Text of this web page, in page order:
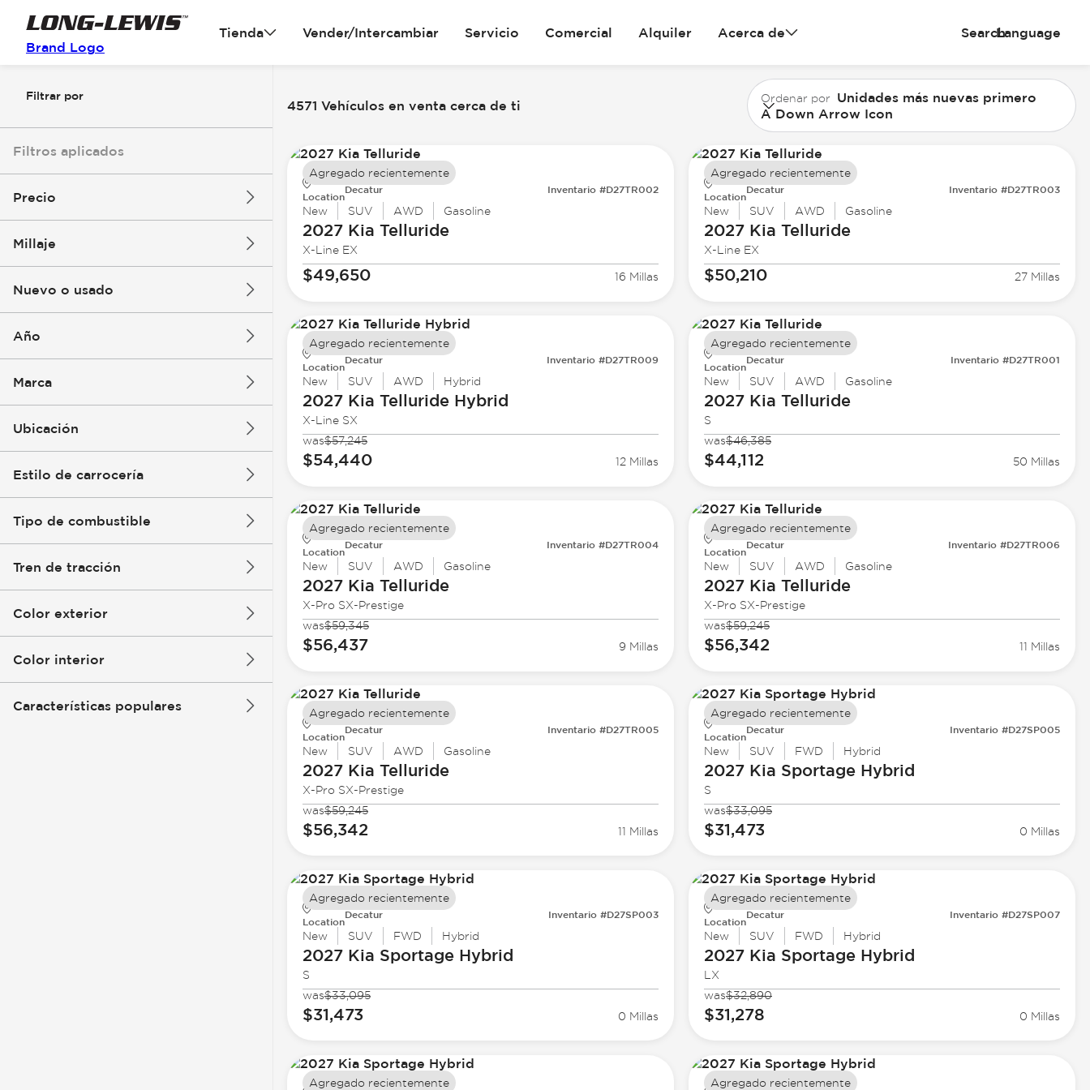
Brand Logo
Tienda Vender/Intercambiar Servicio Comercial Alquiler Acerca de SearchLanguage
Filtrar por
Filtros aplicados
Precio
Millaje
Nuevo o usado
Año
Marca
Ubicación
Estilo de carrocería
Tipo de combustible
Tren de tracción
Color exterior
Color interior
Características populares
4571 Vehículos en venta cerca de ti Ordenar por Unidades más nuevas primero
A Down Arrow Icon
Location
Decatur Inventario #D27TR002
New SUV AWD Gasoline
2027 Kia Telluride
X-Line EX
$49,650 16 Millas
Agregado recientemente
Location
Decatur Inventario #D27TR003
New SUV AWD Gasoline
2027 Kia Telluride
X-Line EX
$50,210 27 Millas
Agregado recientemente
Location
Decatur Inventario #D27TR009
New SUV AWD Hybrid
2027 Kia Telluride Hybrid
X-Line SX
was$57,245
$54,440 12 Millas
Agregado recientemente
Location
Decatur Inventario #D27TR001
New SUV AWD Gasoline
2027 Kia Telluride
S
was$46,385
$44,112 50 Millas
Agregado recientemente
Location
Decatur Inventario #D27TR004
New SUV AWD Gasoline
2027 Kia Telluride
X-Pro SX-Prestige
was$59,345
$56,437 9 Millas
Agregado recientemente
Location
Decatur Inventario #D27TR006
New SUV AWD Gasoline
2027 Kia Telluride
X-Pro SX-Prestige
was$59,245
$56,342 11 Millas
Agregado recientemente
Location
Decatur Inventario #D27TR005
New SUV AWD Gasoline
2027 Kia Telluride
X-Pro SX-Prestige
was$59,245
$56,342 11 Millas
Agregado recientemente
Location
Decatur Inventario #D27SP005
New SUV FWD Hybrid
2027 Kia Sportage Hybrid
S
was$33,095
$31,473 0 Millas
Agregado recientemente
Location
Decatur Inventario #D27SP003
New SUV FWD Hybrid
2027 Kia Sportage Hybrid
S
was$33,095
$31,473 0 Millas
Agregado recientemente
Location
Decatur Inventario #D27SP007
New SUV FWD Hybrid
2027 Kia Sportage Hybrid
LX
was$32,890
$31,278 0 Millas
Agregado recientemente
Agregado recientemente Agregado recientemente